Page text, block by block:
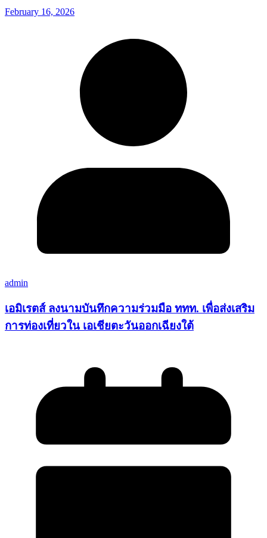
February 16, 2026
admin
เอมิเรตส์ ลงนามบันทึกความร่วมมือ ททท. เพื่อส่งเสริม
การท่องเที่ยวใน เอเชียตะวันออกเฉียงใต้